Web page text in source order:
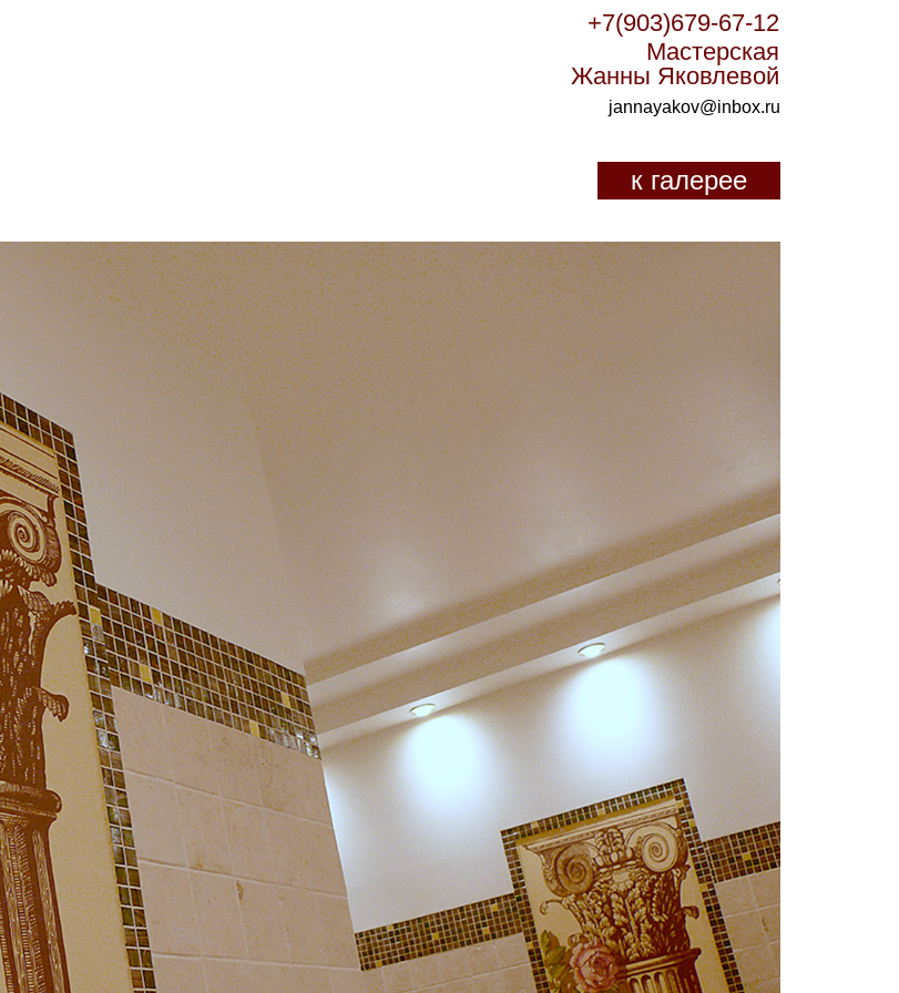
+7(903)679-67-12
Мастерская
Жанны Яковлевой
jannayakov@inbox.ru
к галерее